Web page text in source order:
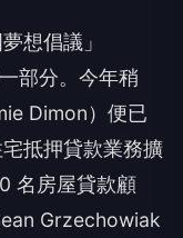
想倡議」
部分。今年稍
Dimon）便已
抵押貸款業務擴
名房屋貸款顧
Grzechowiak